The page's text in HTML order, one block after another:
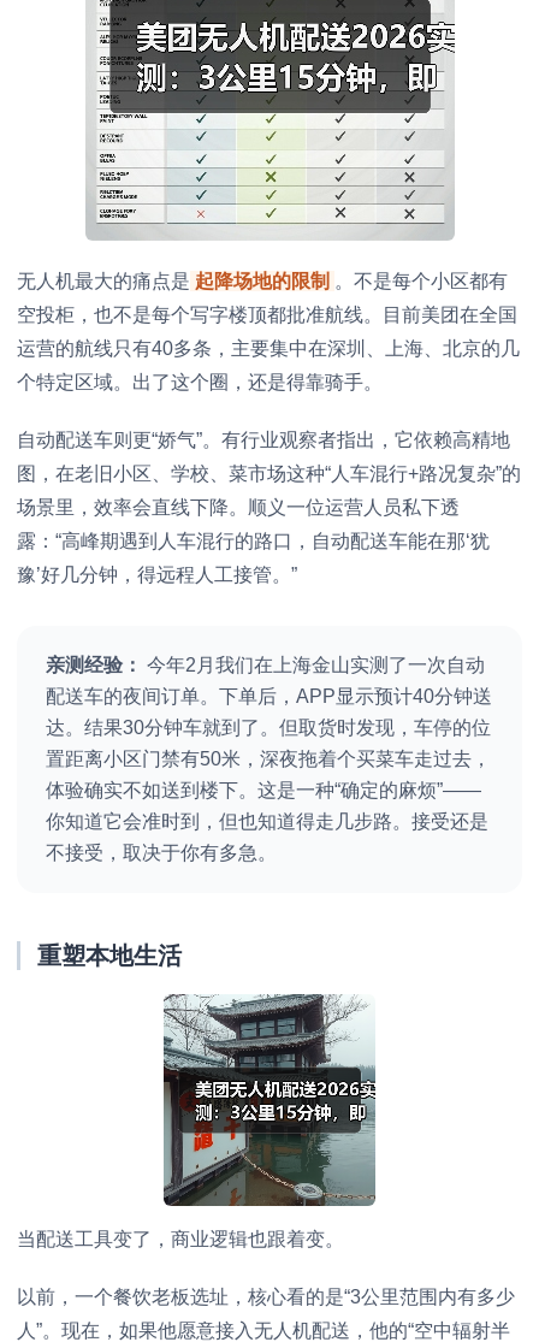
无人机最大的痛点是 起降场地的限制 。不是每个小区都有
空投柜，也不是每个写字楼顶都批准航线。目前美团在全国
运营的航线只有40多条，主要集中在深圳、上海、北京的几
个特定区域。出了这个圈，还是得靠骑手。
自动配送车则更“娇气”。有行业观察者指出，它依赖高精地
图，在老旧小区、学校、菜市场这种“人车混行+路况复杂”的
场景里，效率会直线下降。顺义一位运营人员私下透
露：“高峰期遇到人车混行的路口，自动配送车能在那‘犹
豫’好几分钟，得远程人工接管。”
亲测经验： 今年2月我们在上海金山实测了一次自动
配送车的夜间订单。下单后，APP显示预计40分钟送
达。结果30分钟车就到了。但取货时发现，车停的位
置距离小区门禁有50米，深夜拖着个买菜车走过去，
体验确实不如送到楼下。这是一种“确定的麻烦”——
你知道它会准时到，但也知道得走几步路。接受还是
不接受，取决于你有多急。
重塑本地生活
当配送工具变了，商业逻辑也跟着变。
以前，一个餐饮老板选址，核心看的是“3公里范围内有多少
人”。现在，如果他愿意接入无人机配送，他的“空中辐射半